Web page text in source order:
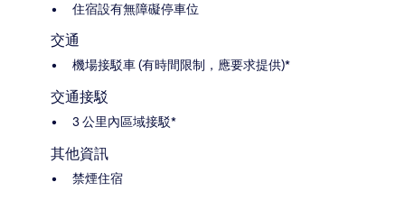
住宿設有無障礙停車位
交通
機場接駁車 (有時間限制，應要求提供)*
交通接駁
3 公里內區域接駁*
其他資訊
禁煙住宿